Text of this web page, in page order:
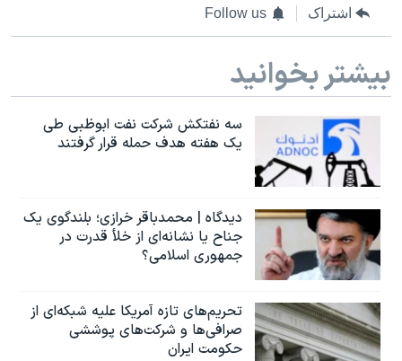
اشتراک Follow us
بیشتر بخوانید
سه نفتکش شرکت نفت ابوظبی طی
یک هفته هدف حمله قرار گرفتند
دیدگاه | محمدباقر خرازی؛ بلندگوی یک
جناح یا نشانه‌ای از خلأ قدرت در
جمهوری اسلامی؟
تحریم‌های تازه آمریکا علیه شبکه‌ای از
صرافی‌ها و شرکت‌های پوششی
حکومت ایران